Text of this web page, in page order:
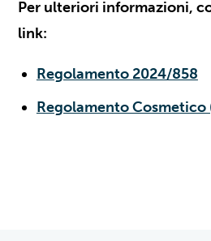
Per ulteriori informazioni,
link:
Regolamento 2024/858
Regolamento Cosmetico